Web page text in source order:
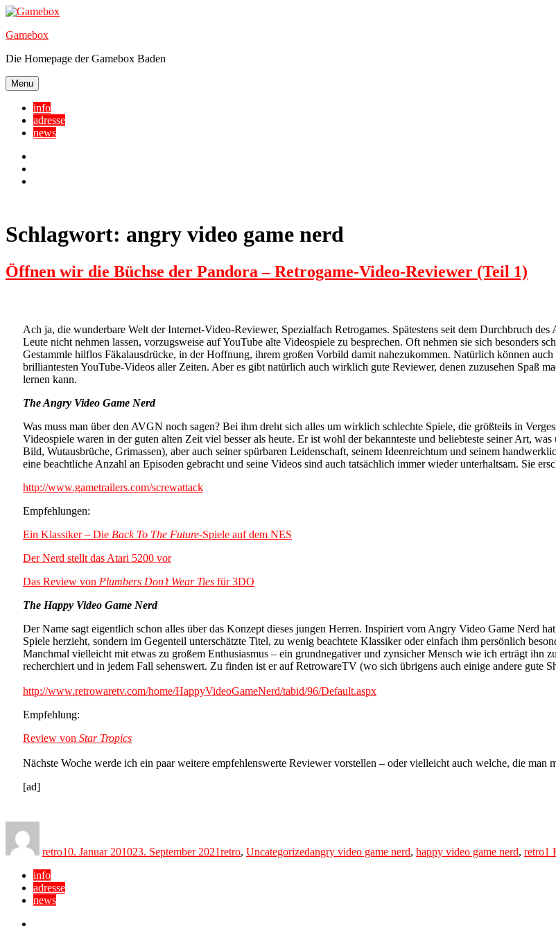
Skip
content
Gamebox
Die Homepage der Gamebox Baden
Menu
info
adresse
news
Schlagwort: angry video game nerd
Öffnen wir die Büchse der Pandora – Retrogame-Video-Reviewer (Teil 1)
Ach ja, die wunderbare Welt der Internet-Video-Reviewer, Spezialfach Retrogames. Spätestens seit dem Durchbruch
Leute nicht nehmen lassen, vorzugsweise auf YouTube alte Videospiele zu besprechen. Oft nehmen sie sich besonders
Gestammle hilflos Fäkalausdrücke, in der Hoffnung, ihrem großen Vorbild damit nahezukommen. Natürlich können auch
brilliantesten YouTube-Videos aller Zeiten. Aber es gibt natürlich auch wirklich gute Reviewer, denen zuzusehen Spaß
lernen kann.
The Angry Video Game Nerd
Was muss man über den AVGN noch sagen? Bei ihm dreht sich alles um wirklich schlechte Spiele, die größteils in
Videospiele waren in der guten alten Zeit viel besser als heute. Er ist wohl der bekannteste und beliebteste seiner Art,
Bild, Wutausbrüche, Grimassen), aber auch seiner spürbaren Leidenschaft, seinem Ideenreichtum und seinem
eine beachtliche Anzahl an Episoden gebracht und seine Videos sind auch tatsächlich immer wieder unterhaltsam. Sie
http://www.gametrailers.com/screwattack
Empfehlungen:
Ein Klassiker – Die Back To The Future-Spiele auf dem NES
Der Nerd stellt das Atari 5200 vor
Das Review von Plumbers Don’t Wear Ties für 3DO
The Happy Video Game Nerd
Der Name sagt eigentlich schon alles über das Konzept dieses jungen Herren. Inspiriert vom Angry Video Game Nerd
Spiele herzieht, sondern im Gegenteil unterschätzte Titel, zu wenig beachtete Klassiker oder einfach ihm persönlich
Manchmal vielleicht mit etwas zu großem Enthusiasmus – ein grundnegativer und zynsicher Mensch wie ich erträgt ihn
recherchiert und in jedem Fall sehenswert. Zu finden ist er auf RetrowareTV (wo sich übrigens auch einige andere gute
http://www.retrowaretv.com/home/HappyVideoGameNerd/tabid/96/Default.aspx
Empfehlung:
Review von Star Tropics
Nächste Woche werde ich ein paar weitere empfehlenswerte Reviewer vorstellen – oder vielleicht auch welche, die man
[ad]
retro10. Januar 201023. September 2021retro, Uncategorizedangry video game nerd, happy video game nerd, retro1
info
adresse
news